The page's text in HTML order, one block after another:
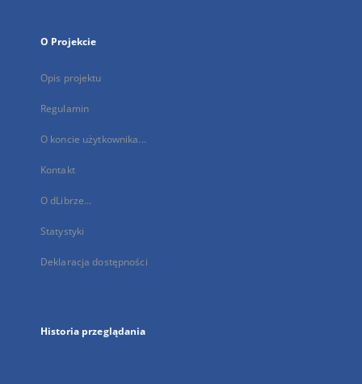
O Projekcie
Opis projektu
Regulamin
O koncie użytkownika...
Kontakt
O dLibrze...
Statystyki
Deklaracja dostępności
Historia przeglądania